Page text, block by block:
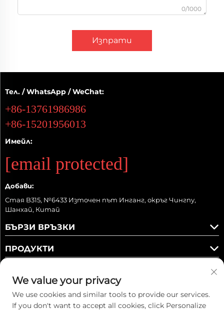
0/1000
Изпрати
Тел. / WhatsApp / WeChat:
+86-13761986986
+86-15201956013
Имейл:
[email protected]
Добави:
Стая B315, №6433 Източен път Инганг, окръг Чингпу,
Шанхай, Китай
БЪРЗИ ВРЪЗКИ
ПРОДУКТИ
Следете ни
We value your privacy
We use cookies and similar tools to provide our services.
If you don't want to accept all cookies, click Personalize